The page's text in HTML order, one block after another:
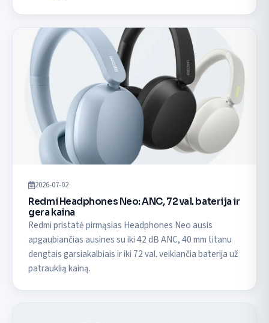
2026-07-02
Redmi Headphones Neo: ANC, 72 val. baterija ir
gera kaina
Redmi pristatė pirmąsias Headphones Neo ausis
apgaubiančias ausines su iki 42 dB ANC, 40 mm titanu
dengtais garsiakalbiais ir iki 72 val. veikiančia baterija už
patrauklią kainą.